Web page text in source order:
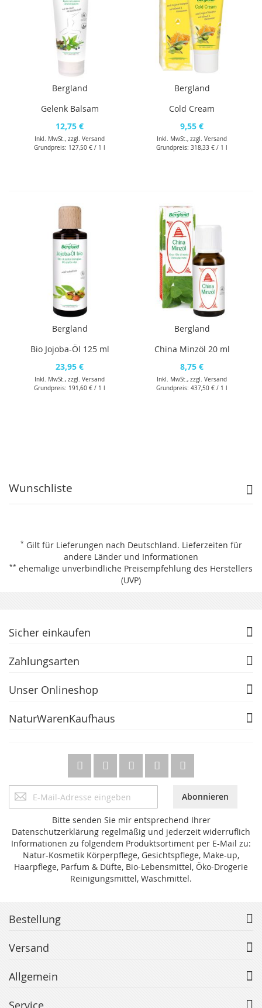
Bergland
Gelenk Balsam
12,75 €
Inkl. MwSt., zzgl.Versand
Grundpreis: 127,50 € / 1 l
Bergland
Cold Cream
9,55 €
Inkl. MwSt., zzgl.Versand
Grundpreis: 318,33 € / 1 l
Bergland
Bio Jojoba-Öl 125 ml
23,95 €
Inkl. MwSt., zzgl.Versand
Grundpreis: 191,60 € / 1 l
Bergland
China Minzöl 20 ml
8,75 €
Inkl. MwSt., zzgl.Versand
Grundpreis: 437,50 € / 1 l
Wunschliste
* Gilt für Lieferungen nach Deutschland. Lieferzeiten für
andere Länder und Informationen
** ehemalige unverbindliche Preisempfehlung des Herstellers
(UVP)
Sicher einkaufen
Zahlungsarten
Unser Onlineshop
NaturWarenKaufhaus
Anmeldung
zum
Abonnieren
Bitte senden Sie mir entsprechend Ihrer
Datenschutzerklärung regelmäßig und jederzeit widerruflich
Informationen zu folgendem Produktsortiment per E-Mail zu:
Natur-Kosmetik Körperpflege, Gesichtspflege, Make-up,
Haarpflege, Parfum & Düfte, Bio-Lebensmittel, Öko-Drogerie
Reinigungsmittel, Waschmittel.
Bestellung
Versand
Allgemein